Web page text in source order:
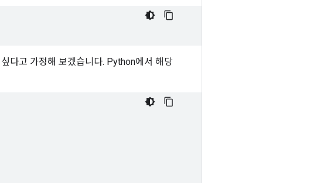
다고 가정해 보겠습니다. Python에서 해당